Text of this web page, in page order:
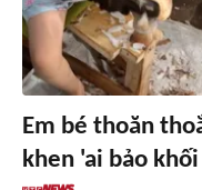
Em bé thoăn
khen 'ai bảo